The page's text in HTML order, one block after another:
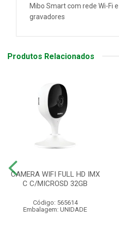
Mibo Smart com rede Wi-Fi e
gravadores
Produtos Relacionados
CAMERA WIFI FULL HD IMX
C C/MICROSD 32GB
Código: 565614
Embalagem: UNIDADE